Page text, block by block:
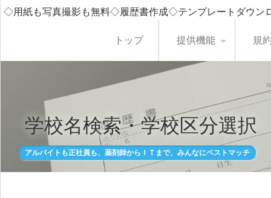
◇用紙も写真撮影も無料◇履歴書作成◇テンプレートダウ
トップ 提供機能 規
学校名検索・学校区分選択
アルバイトも正社員も、薬剤師からＩＴまで、みんなにベストマッチ